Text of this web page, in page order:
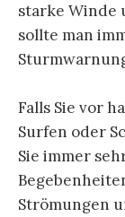
starke Winde
sollte man
Falls Sie vor
Surfen oder
Sie immer
Strömungen